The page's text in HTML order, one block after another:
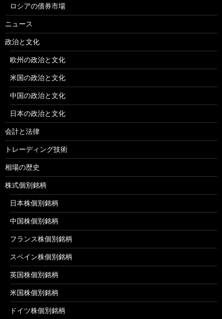
ロシアの債券市場
ニュース
政治と文化
欧州の政治と文化
米国の政治と文化
中国の政治と文化
日本の政治と文化
会計と法律
トレーディング技術
相場の歴史
株式個別銘柄
日本株個別銘柄
中国株個別銘柄
フランス株個別銘柄
スペイン株個別銘柄
英国株個別銘柄
米国株個別銘柄
ドイツ株個別銘柄